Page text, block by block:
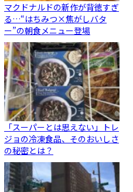
マクドナルドの新作が背徳すぎ
る…“はちみつ×焦がしバタ
ー”の朝食メニュー登場
「スーパーとは思えない」トレ
ジョの冷凍食品、そのおいしさ
の秘密とは？